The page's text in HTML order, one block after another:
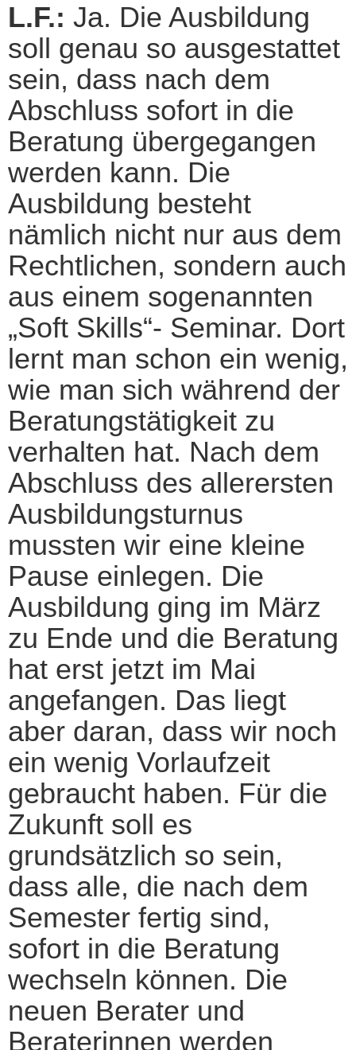
L.F.: Ja. Die Ausbildung
soll genau so ausgestattet
sein, dass nach dem
Abschluss sofort in die
Beratung übergegangen
werden kann. Die
Ausbildung besteht
nämlich nicht nur aus dem
Rechtlichen, sondern auch
aus einem sogenannten
„Soft Skills“- Seminar. Dort
lernt man schon ein wenig,
wie man sich während der
Beratungstätigkeit zu
verhalten hat. Nach dem
Abschluss des allerersten
Ausbildungsturnus
mussten wir eine kleine
Pause einlegen. Die
Ausbildung ging im März
zu Ende und die Beratung
hat erst jetzt im Mai
angefangen. Das liegt
aber daran, dass wir noch
ein wenig Vorlaufzeit
gebraucht haben. Für die
Zukunft soll es
grundsätzlich so sein,
dass alle, die nach dem
Semester fertig sind,
sofort in die Beratung
wechseln können. Die
neuen Berater und
Beraterinnen werden